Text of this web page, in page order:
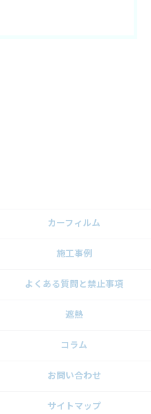
カーフィルム
施工事例
よくある質問と禁止事項
遮熱
コラム
お問い合わせ
サイトマップ